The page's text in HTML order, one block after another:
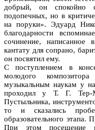
добрый, он спокойно
подопечных, но в
на поруки». Эдуард
благодарности
сочинение, написанное
кантату для сопрано,
он посвятил ему.
С поступлением в
молодого
музыкальным наукам у
проходил у Т. Г. Тер-
Пустыльника,
то и сказались
образовательного этапа.
При этом посещение